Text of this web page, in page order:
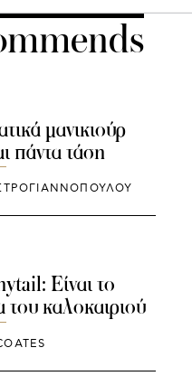
μανικιούρ
πάντα τάση
Είναι το
του καλοκαιριού